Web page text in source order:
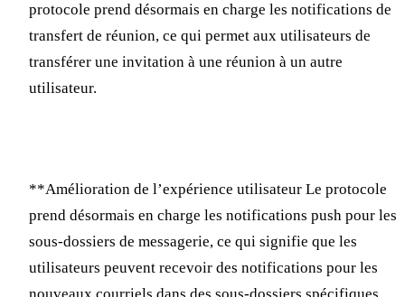
protocole prend désormais en charge les notifications de
transfert de réunion, ce qui permet aux utilisateurs de
transférer une invitation à une réunion à un autre
utilisateur.
**Amélioration de l’expérience utilisateur Le protocole
prend désormais en charge les notifications push pour les
sous-dossiers de messagerie, ce qui signifie que les
utilisateurs peuvent recevoir des notifications pour les
nouveaux courriels dans des sous-dossiers spécifiques,